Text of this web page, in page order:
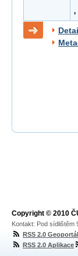
Copyright © 2010
Kontakt: Pod sídlištěm
RSS 2.0
RSS 2.0 Aplikace